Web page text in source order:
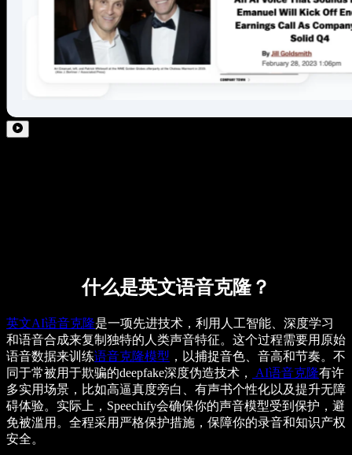
什么是英文语音克隆？
英文AI语音克隆是一项先进技术，利用人工智能、深度学习
和语音合成来复制独特的人类声音特征。这个过程需要用原始
语音数据来训练语音克隆模型 ，以捕捉音色、音高和节奏。不
同于常被用于欺骗的deepfake深度伪造技术，
AI语音克隆有许
多实用场景，比如高逼真度旁白、有声书个性化以及提升无障
碍体验。实际上，Speechify会确保你的声音模型受到保护，避
免被滥用。全程采用严格保护措施，保障你的录音和知识产权
安全。